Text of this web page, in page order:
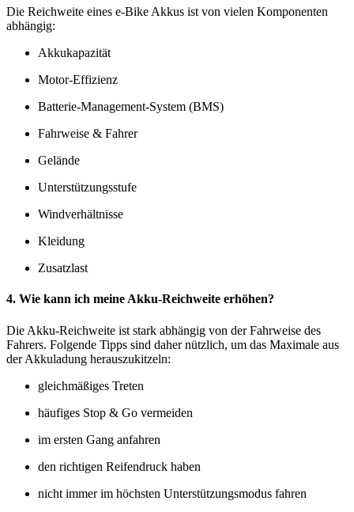
Die Reichweite eines e-Bike Akkus ist von vielen Komponenten
abhängig:
Akkukapazität
Motor-Effizienz
Batterie-Management-System (BMS)
Fahrweise & Fahrer
Gelände
Unterstützungsstufe
Windverhältnisse
Kleidung
Zusatzlast
4. Wie kann ich meine Akku-Reichweite erhöhen?
Die Akku-Reichweite ist stark abhängig von der Fahrweise des
Fahrers. Folgende Tipps sind daher nützlich, um das Maximale aus
der Akkuladung herauszukitzeln:
gleichmäßiges Treten
häufiges Stop & Go vermeiden
im ersten Gang anfahren
den richtigen Reifendruck haben
nicht immer im höchsten Unterstützungsmodus fahren